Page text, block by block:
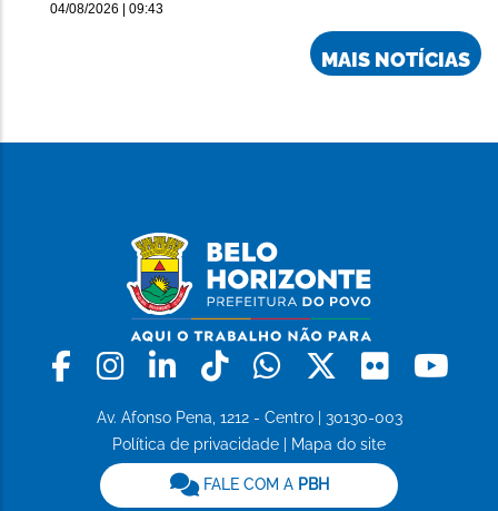
04/08/2026 | 09:43
MAIS NOTÍCIAS
Facebook
Instagram
LinkedinTiktokWhatsapp
X Flickr
Av. Afonso Pena, 1212 - Centro | 30130-003
Política de privacidade
Mapa do site
FALE COM A PBH